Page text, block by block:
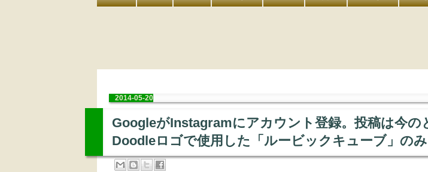
2014-05-20
GoogleがInstagramにアカウント登録。投稿は今の
Doodleロゴで使用した「ルービックキューブ」のみ